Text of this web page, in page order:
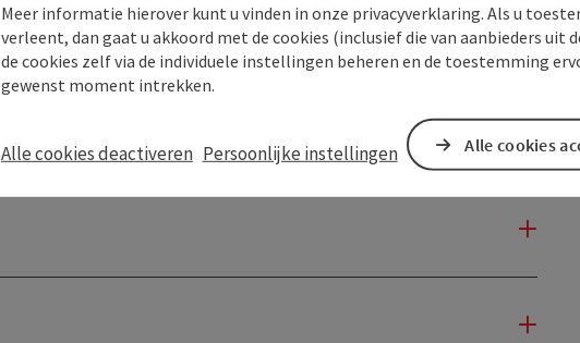
Meer informatie hierover kunt u vinden in onze privacyverklaring. Als u
verleent, dan gaat u akkoord met de cookies (inclusief die van aanbieders uit
de cookies zelf via de individuele instellingen beheren en de toestemming
gewenst moment intrekken.
Alle cookies deactiveren Persoonlijke instellingen Alle cookies